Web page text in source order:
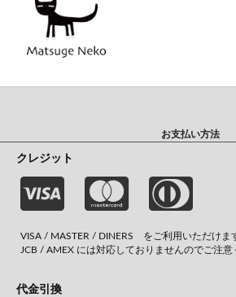
お支払い方法
クレジット
VISA / MASTER / DINERS をご利用いただけま
JCB / AMEX には対応しておりませんのでご注意
代金引換